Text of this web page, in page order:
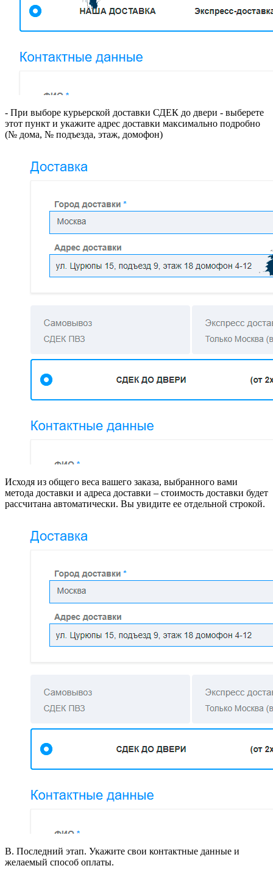
- При выборе курьерской доставки СДЕК до двери - выберете
этот пункт и укажите адрес доставки максимально подробно
(№ дома, № подъезда, этаж, домофон)
Исходя из общего веса вашего заказа, выбранного вами
метода доставки и адреса доставки – стоимость доставки будет
рассчитана автоматически. Вы увидите ее отдельной строкой.
В. Последний этап. Укажите свои контактные данные и
желаемый способ оплаты.